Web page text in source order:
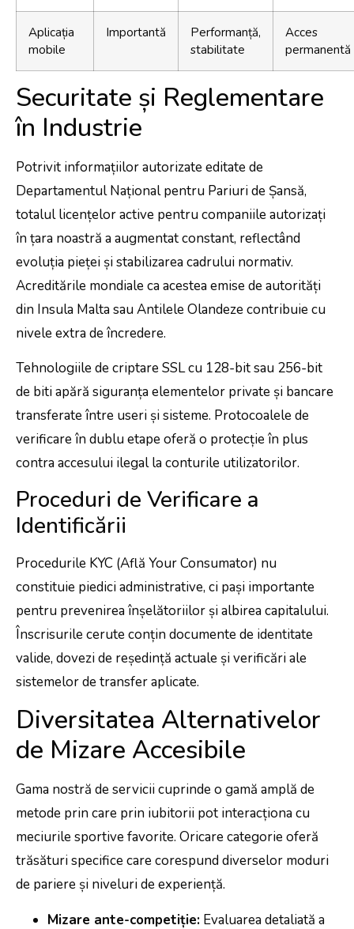
Aplicația
mobile
Importantă
Performanță,
stabilitate
Acces
permanentă
Securitate și Reglementare
în Industrie
Potrivit informațiilor autorizate editate de
Departamentul Național pentru Pariuri de Șansă,
totalul licențelor active pentru companiile autorizați
în țara noastră a augmentat constant, reflectând
evoluția pieței și stabilizarea cadrului normativ.
Acreditările mondiale ca acestea emise de autorități
din Insula Malta sau Antilele Olandeze contribuie cu
nivele extra de încredere.
Tehnologiile de criptare SSL cu 128-bit sau 256-bit
de biti apără siguranța elementelor private și bancare
transferate între useri și sisteme. Protocoalele de
verificare în dublu etape oferă o protecție în plus
contra accesului ilegal la conturile utilizatorilor.
Proceduri de Verificare a
Identificării
Procedurile KYC (Află Your Consumator) nu
constituie piedici administrative, ci pași importante
pentru prevenirea înșelătoriilor și albirea capitalului.
Înscrisurile cerute conțin documente de identitate
valide, dovezi de reședință actuale și verificări ale
sistemelor de transfer aplicate.
Diversitatea Alternativelor
de Mizare Accesibile
Gama nostră de servicii cuprinde o gamă amplă de
metode prin care prin iubitorii pot interacționa cu
meciurile sportive favorite. Oricare categorie oferă
trăsături specifice care corespund diverselor moduri
de pariere și niveluri de experiență.
Mizare ante-competiție: Evaluarea detaliată a